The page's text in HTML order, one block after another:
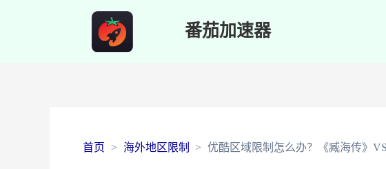
番茄加速器
首页 海外地区限制 优酷区域限制怎么办？《臧海传》